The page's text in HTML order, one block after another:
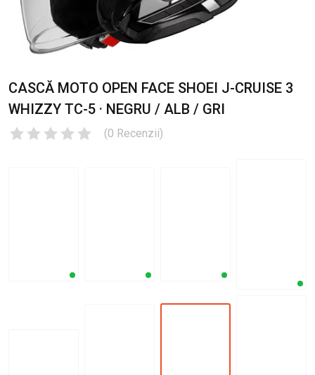
CASCĂ MOTO OPEN FACE SHOEI J-CRUISE 3
WHIZZY TC-5 · NEGRU / ALB / GRI
(0 Recenzii)